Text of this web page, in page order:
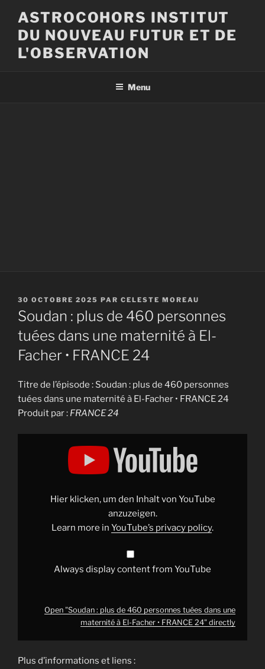
contenu
principal
ASTROCOHORS INSTITUT
DU NOUVEAU FUTUR ET DE
L'OBSERVATION
Menu
PUBLIÉ
LE
30 OCTOBRE 2025 PAR CELESTE MOREAU
Soudan : plus de 460 personnes
tuées dans une maternité à El-
Facher • FRANCE 24
Titre de l’épisode : Soudan : plus de 460 personnes
tuées dans une maternité à El-Facher • FRANCE 24
Produit par : FRANCE 24
Display
Hier klicken, um den Inhalt von YouTube
anzuzeigen.
Learn more in YouTube’s privacy policy.
Always display content from YouTube
Open "Soudan : plus de 460 personnes tuées dans une
maternité à El-Facher • FRANCE 24" directly
Plus d’informations et liens :